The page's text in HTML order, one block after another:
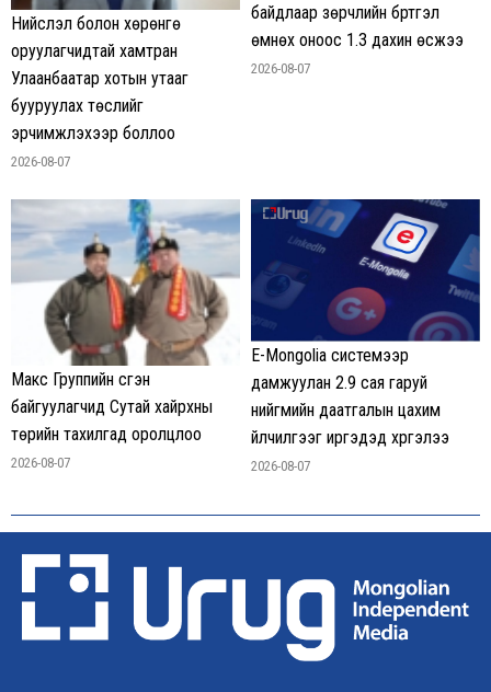
Нийслэл болон хөрөнгө
оруулагчидтай хамтран
Улаанбаатар хотын утааг
бууруулах төслийг
эрчимжүүлэхээр боллоо
2026-08-07
байдлаар зөрчлийн бүртгэл
өмнөх оноос 1.3 дахин өсжээ
2026-08-07
Макс Группийн үүсгэн
байгуулагчид Сутай хайрхны
төрийн тахилгад оролцлоо
2026-08-07
E-Mongolia системээр
дамжуулан 2.9 сая гаруй
нийгмийн даатгалын цахим
үйлчилгээг иргэдэд хүргэлээ
2026-08-07